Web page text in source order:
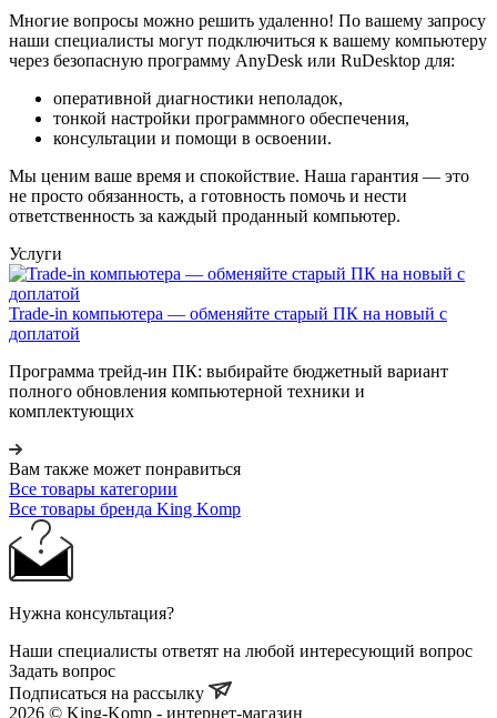
Многие вопросы можно решить удаленно! По вашему запросу
наши специалисты могут подключиться к вашему компьютеру
через безопасную программу AnyDesk или RuDesktop для:
оперативной диагностики неполадок,
тонкой настройки программного обеспечения,
консультации и помощи в освоении.
Мы ценим ваше время и спокойствие. Наша гарантия — это
не просто обязанность, а готовность помочь и нести
ответственность за каждый проданный компьютер.
Услуги
Trade-in компьютера — обменяйте старый ПК на новый с
доплатой
Программа трейд-ин ПК: выбирайте бюджетный вариант
полного обновления компьютерной техники и
комплектующих
Вам также может понравиться
Все товары категории
Все товары бренда King Komp
Нужна консультация?
Наши специалисты ответят на любой интересующий вопрос
Задать вопрос
Подписаться на рассылку
2026 © King-Komp - интернет-магазин